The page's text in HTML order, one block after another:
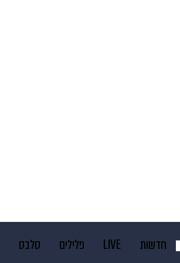
חדשות LIVE פלילים סלבס